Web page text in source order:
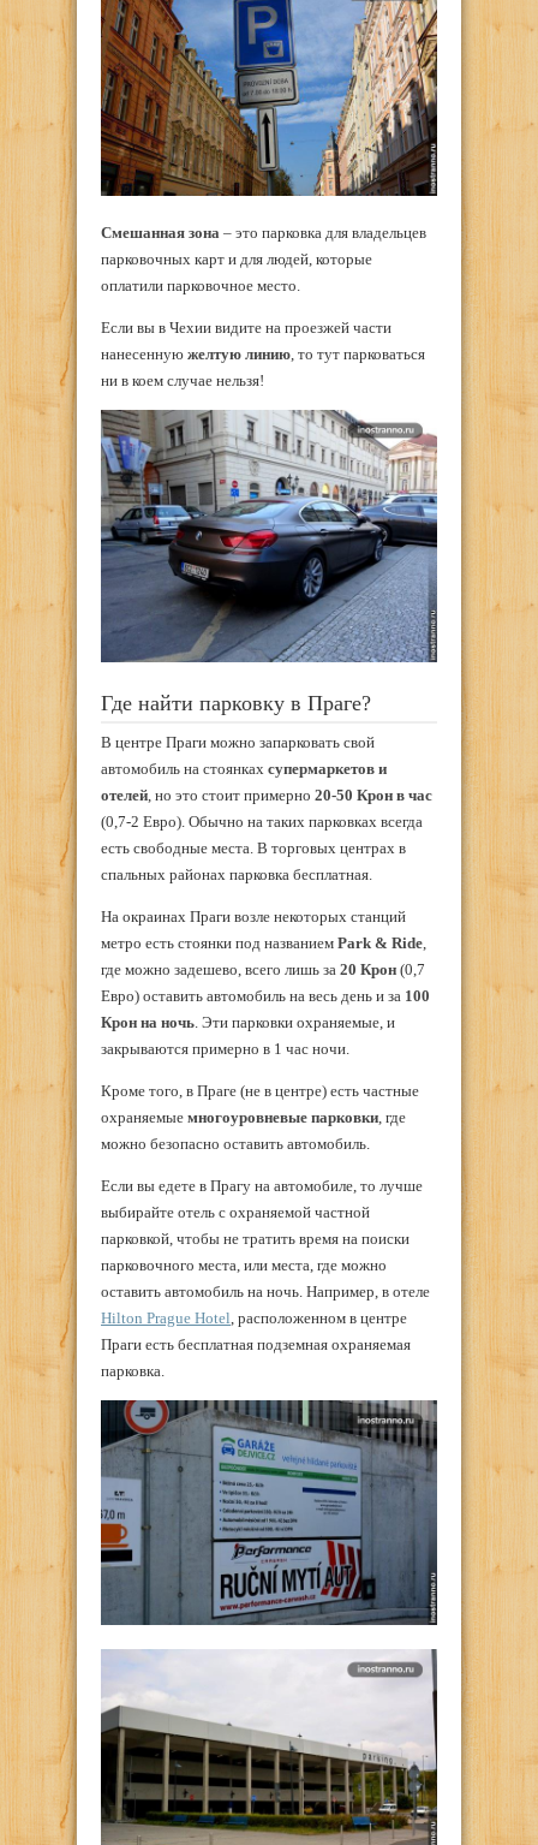
Смешанная зона – это парковка для владельцев
парковочных карт и для людей, которые
оплатили парковочное место.
Если вы в Чехии видите на проезжей части
нанесенную желтую линию, то тут парковаться
ни в коем случае нельзя!
Где найти парковку в Праге?
В центре Праги можно запарковать свой
автомобиль на стоянках супермаркетов и
отелей, но это стоит примерно 20-50 Крон в час
(0,7-2 Евро). Обычно на таких парковках всегда
есть свободные места. В торговых центрах в
спальных районах парковка бесплатная.
На окраинах Праги возле некоторых станций
метро есть стоянки под названием Park & Ride,
где можно задешево, всего лишь за 20 Крон (0,7
Евро) оставить автомобиль на весь день и за 100
Крон на ночь. Эти парковки охраняемые, и
закрываются примерно в 1 час ночи.
Кроме того, в Праге (не в центре) есть частные
охраняемые многоуровневые парковки, где
можно безопасно оставить автомобиль.
Если вы едете в Прагу на автомобиле, то лучше
выбирайте отель с охраняемой частной
парковкой, чтобы не тратить время на поиски
парковочного места, или места, где можно
оставить автомобиль на ночь. Например, в отеле
Hilton Prague Hotel, расположенном в центре
Праги есть бесплатная подземная охраняемая
парковка.